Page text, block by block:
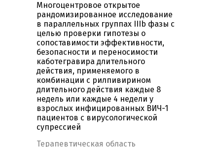
Многоцентровое открытое
рандомизированное исследование
в параллельных группах IIIb фазы с
целью проверки гипотезы о
сопоставимости эффективности,
безопасности и переносимости
каботегравира длительного
действия, применяемого в
комбинации с рилпивирином
длительного действия каждые 8
недель или каждые 4 недели у
взрослых инфицированных ВИЧ-1
пациентов с вирусологической
супрессией
Терапевтическая область